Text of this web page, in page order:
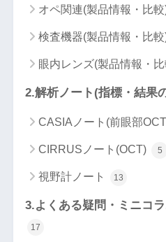
オペ関連(製品情報・比
検査機器(製品情報・比
眼内レンズ(製品情報・
2.解析ノート(指標・結果
CASIAノート(前眼部
CIRRUSノート(OCT) 5
視野計ノート 13
3.よくある疑問・ミニコ
17